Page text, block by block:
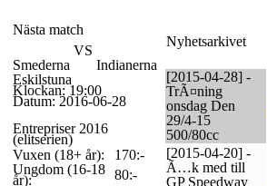
Nästa match
VS
Smederna
Indianerna
Eskilstuna
Klockan: 19:00
Datum: 2016-06-28
Entrepriser 2016
(elitserien)
Vuxen (18+ år):
170:-
Ungdom (16-18
år):
80:-
Nyhetsarkivet
[2015-04-28] -
TrÃ¤ning
onsdag Den
29/4-15
500/80cc
[2015-04-20] -
Ã…k med till
GP Speedway